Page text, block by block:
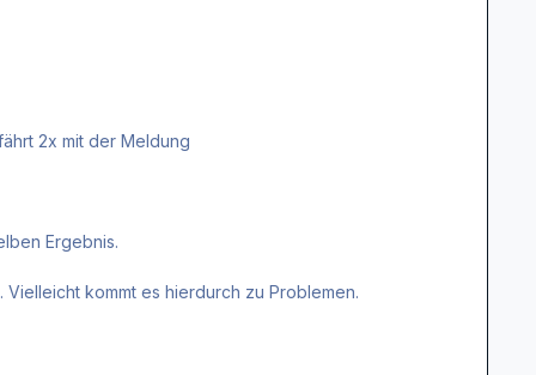
2x mit der Meldung
Ergebnis.
kommt es hierdurch zu Problemen.